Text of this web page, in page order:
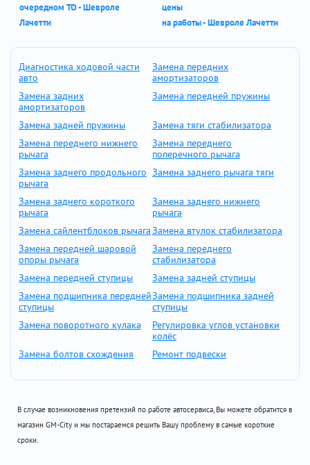
очередном ТО - Шевроле
Лачетти
цены
на работы - Шевроле Лачетти
Диагностика ходовой части
авто
Замена передних
амортизаторов
Замена задних
амортизаторов
Замена передней пружины
Замена задней пружины
Замена тяги стабилизатора
Замена переднего нижнего
рычага
Замена переднего
поперечного рычага
Замена заднего продольного
рычага
Замена заднего рычага тяги
Замена заднего короткого
рычага
Замена заднего нижнего
рычага
Замена сайлентблоков рычагаЗамена втулок стабилизатора
Замена передней шаровой
опоры рычага
Замена переднего
стабилизатора
Замена передней ступицы
Замена задней ступицы
Замена подшипника передней
ступицы
Замена подшипника задней
ступицы
Замена поворотного кулака
Регулировка углов установки
колёс
Замена болтов схождения
Ремонт подвески
В случае возникновения претензий по работе автосервиса, Вы можете обратится в
магазин GM-City и мы постараемся решить Вашу проблему в самые короткие
сроки.